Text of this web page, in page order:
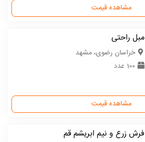
مشاهده قیمت
مبل راحتی
خراسان رضوی، مشهد
100 عدد
مشاهده قیمت
فرش زرع و نیم ابریشم قم